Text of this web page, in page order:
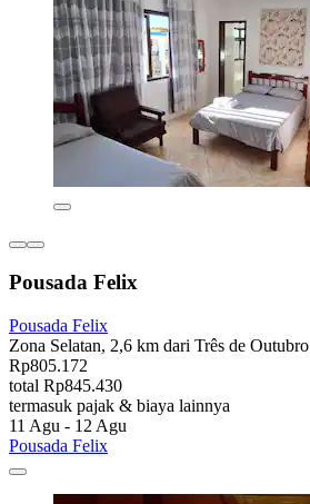
Pousada Felix
Pousada Felix
Zona Selatan, 2,6 km dari Três de Outubro
Rp805.172
total Rp845.430
termasuk pajak & biaya lainnya
11 Agu - 12 Agu
Pousada Felix